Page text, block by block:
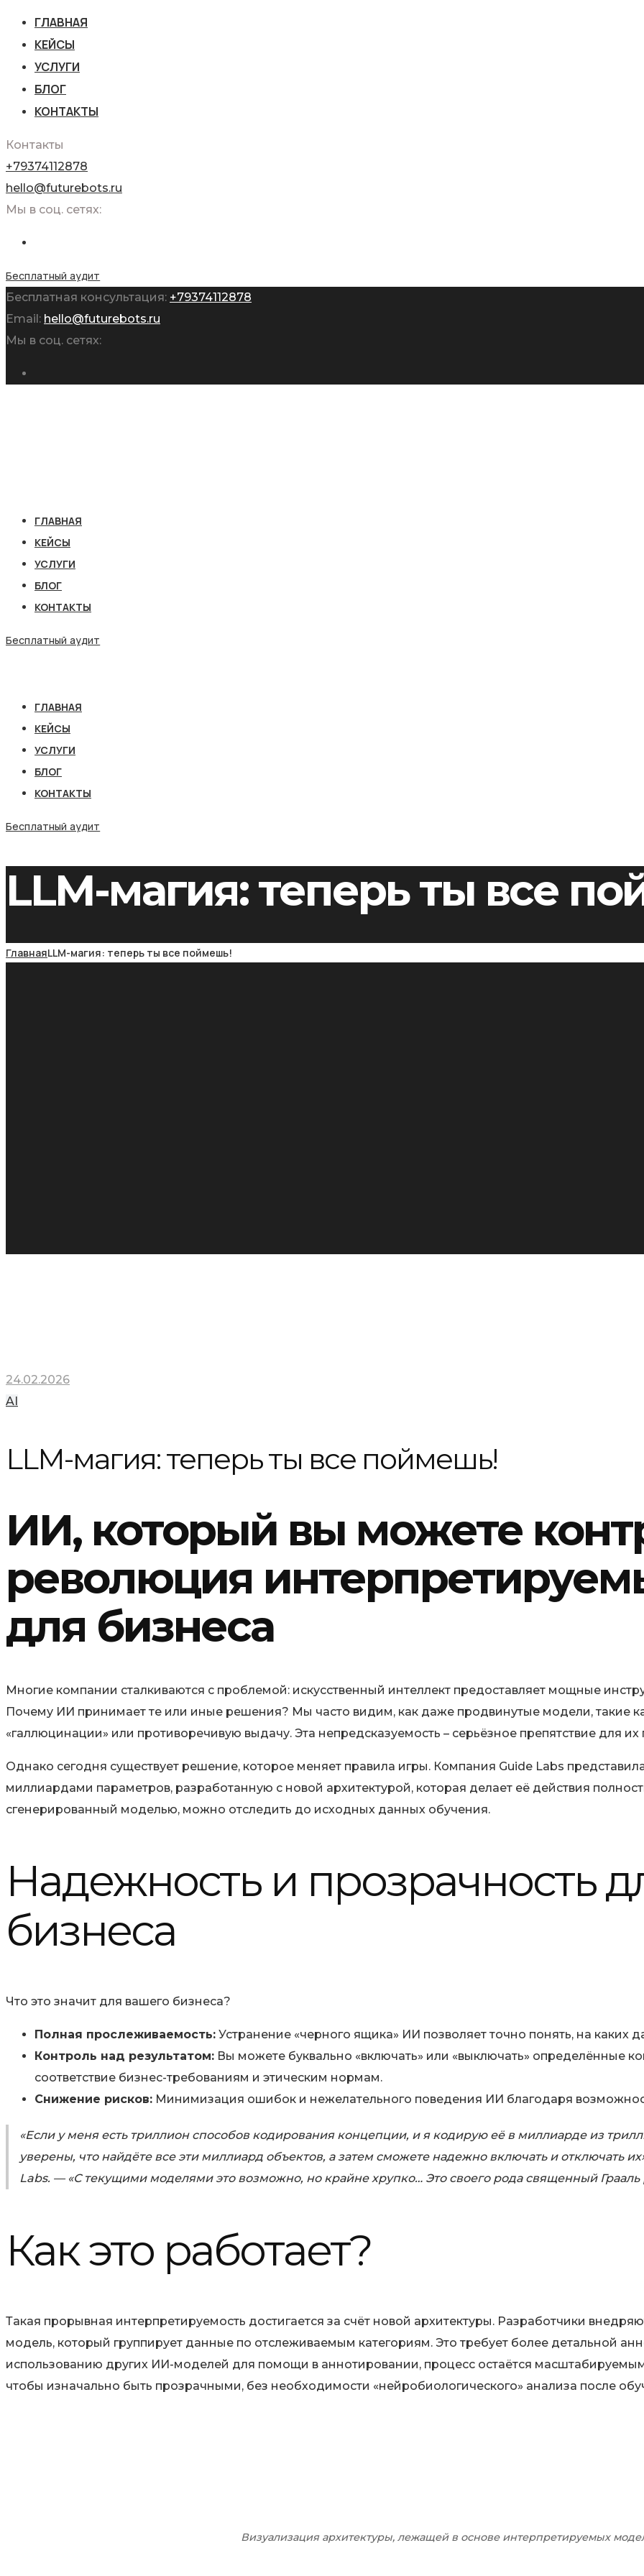
ГЛАВНАЯ
КЕЙСЫ
УСЛУГИ
БЛОГ
КОНТАКТЫ
Контакты
+79374112878
hello@futurebots.ru
Мы в соц. сетях:
Бесплатный аудит
Бесплатная консультация: +79374112878
Email: hello@futurebots.ru
Мы в соц. сетях:
ГЛАВНАЯ
КЕЙСЫ
УСЛУГИ
БЛОГ
КОНТАКТЫ
Бесплатный аудит
ГЛАВНАЯ
КЕЙСЫ
УСЛУГИ
БЛОГ
КОНТАКТЫ
Бесплатный аудит
LLM-магия: теперь ты все
ГлавнаяLLM-магия: теперь ты все поймешь!
24.02.2026
AI
LLM-магия: теперь ты все поймешь!
ИИ, который вы можете
революция
для бизнеса
Многие компании сталкиваются с проблемой: искусственный интеллект предоставляет мощные
Почему ИИ принимает те или иные решения? Мы часто видим, как даже продвинутые модели, такие
«галлюцинации» или противоречивую выдачу. Эта непредсказуемость – серьёзное препятствие для
Однако сегодня существует решение, которое меняет правила игры. Компания Guide Labs
миллиардами параметров, разработанную с новой архитектурой, которая делает её действия
сгенерированный моделью, можно отследить до исходных данных обучения.
Надежность и прозрачность
бизнеса
Что это значит для вашего бизнеса?
Полная прослеживаемость: Устранение «черного ящика» ИИ позволяет точно понять, на
Контроль над результатом: Вы можете буквально «включать» или «выключать» определённые
соответствие бизнес-требованиям и этическим нормам.
Снижение рисков: Минимизация ошибок и нежелательного поведения ИИ благодаря
«Если у меня есть триллион способов кодирования концепции, и я кодирую её в миллиарде из
уверены, что найдёте все эти миллиард объектов, а затем сможете надежно включать и отключать
Labs. — «С текущими моделями это возможно, но крайне хрупко… Это своего рода священный Грааль
Как это работает?
Такая прорывная интерпретируемость достигается за счёт новой архитектуры. Разработчики
модель, который группирует данные по отслеживаемым категориям. Это требует более детальной
использованию других ИИ-моделей для помощи в аннотировании, процесс остаётся
чтобы изначально быть прозрачными, без необходимости «нейробиологического» анализа после
Визуализация архитектуры, лежащей в основе интерпретируемых